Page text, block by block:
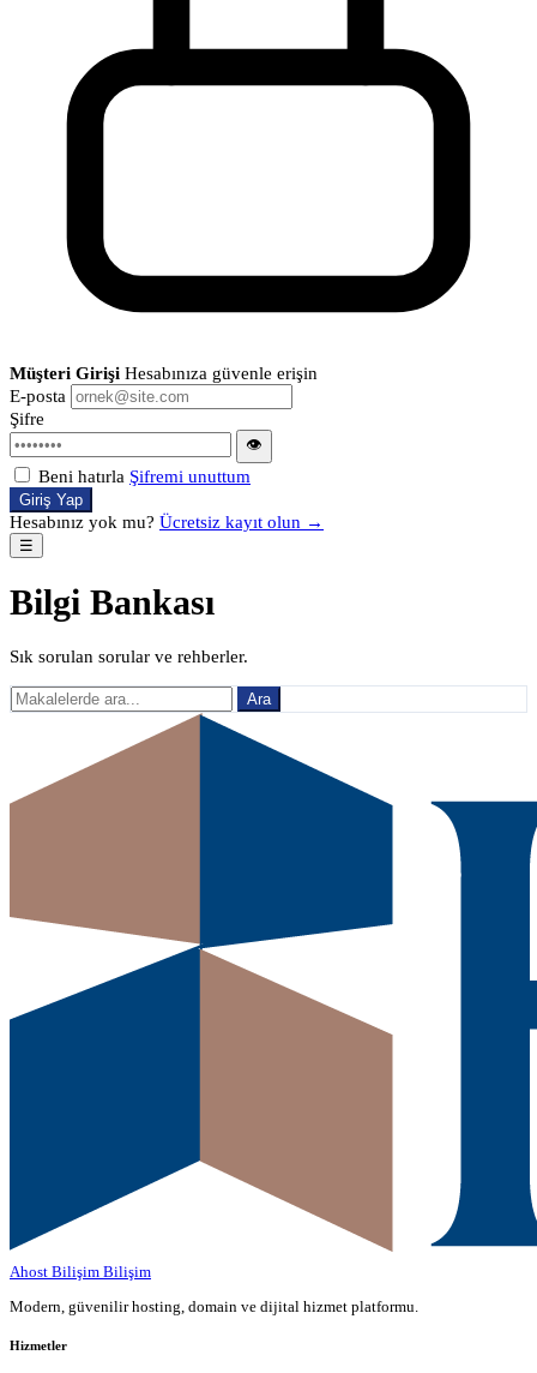
Müşteri Girişi Hesabınıza güvenle erişin
E-posta
Şifre
👁
Beni hatırla Şifremi unuttum
Giriş Yap
Hesabınız yok mu? Ücretsiz kayıt olun →
☰
Bilgi Bankası
Sık sorulan sorular ve rehberler.
Ara
Ahost Bilişim Bilişim
Modern, güvenilir hosting, domain ve dijital hizmet platformu.
Hizmetler